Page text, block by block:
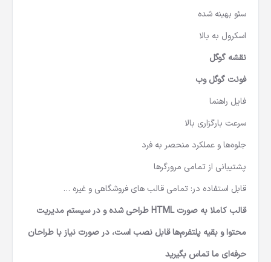
سئو بهینه شده
اسکرول به بالا
نقشه گوگل
فونت گوگل وب
فایل راهنما
سرعت بارگزاری بالا
جلوه‌ها و عملکرد منحصر به فرد
پشتیبانی از تمامی مرورگرها
قابل استفاده در: تمامی قالب های فروشگاهی و غیره …
قالب کاملا به صورت HTMLطراحی شده و در سیستم مدیریت
محتوا و بقیه پلتفرم‌ها قابل نصب است، در صورت نیاز با طراحان
حرفه‌ای ما تماس بگیرید